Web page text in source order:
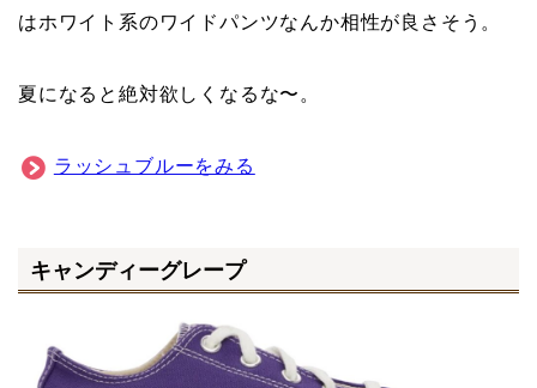
はホワイト系のワイドパンツなんか相性が良さそう。
夏になると絶対欲しくなるな〜。
ラッシュブルーをみる
キャンディーグレープ